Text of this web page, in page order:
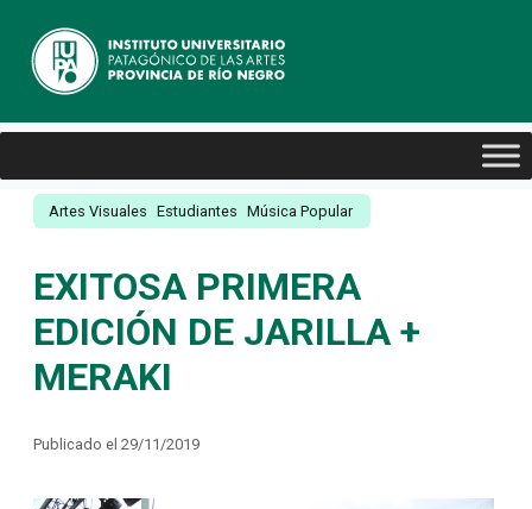
Artes Visuales Estudiantes Música Popular
EXITOSA PRIMERA
EDICIÓN DE JARILLA +
MERAKI
Publicado el 29/11/2019